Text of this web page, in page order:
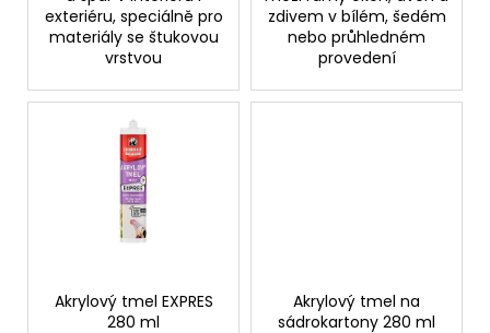
exteriéru, speciálně pro
materiály se štukovou
vrstvou
zdivem v bílém, šedém
nebo průhledném
provedení
Akrylový tmel EXPRES
280 ml
Akrylový tmel na
sádrokartony 280 ml